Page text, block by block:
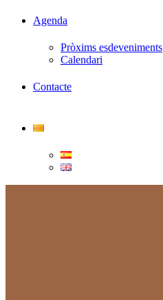
Agenda
Pròxims esdeveniments
Calendari
Contacte